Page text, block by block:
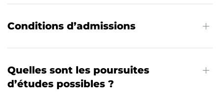
Conditions d’admissions
Quelles sont les poursuites
d’études possibles ?